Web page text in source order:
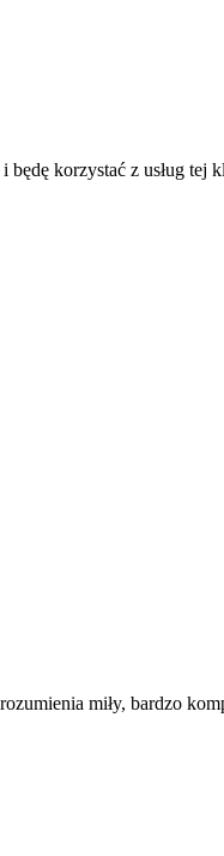
będę korzystać z usług tej
miły, bardzo